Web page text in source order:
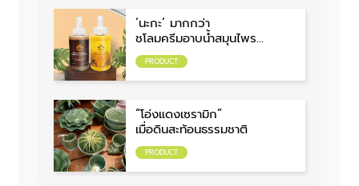
‘นะกะ’ มากกว่า
ชโลมครีมอาบน้ำสมุนไพร
คืออาบความห่วงใย
PRODUCT
“โอ่งแดงเซรามิก”
เมื่อดินสะท้อนธรรมชาติ
PRODUCT